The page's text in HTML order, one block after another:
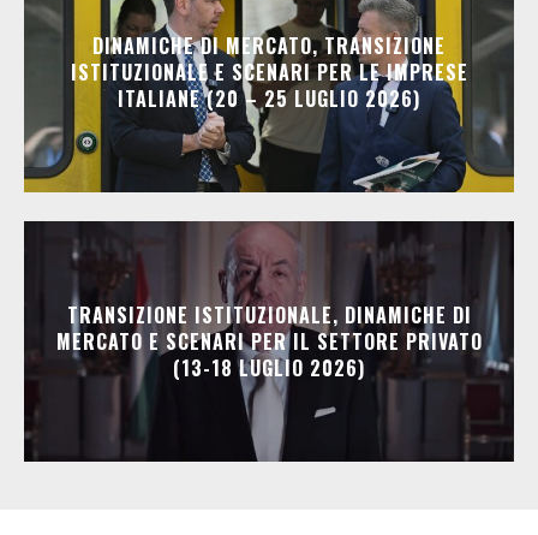
DINAMICHE DI MERCATO, TRANSIZIONE
ISTITUZIONALE E SCENARI PER LE IMPRESE
ITALIANE (20 – 25 LUGLIO 2026)
TRANSIZIONE ISTITUZIONALE, DINAMICHE DI
MERCATO E SCENARI PER IL SETTORE PRIVATO
(13-18 LUGLIO 2026)